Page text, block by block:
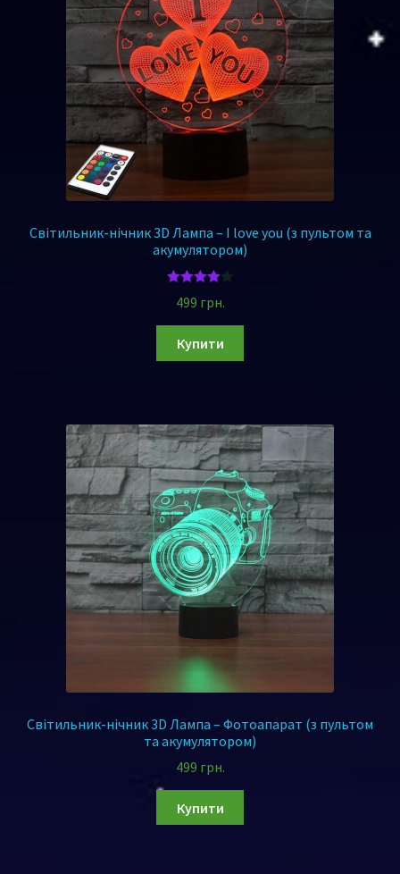
Світильник-нічник 3D Лампа – I love you (з пультом та
акумулятором)
з 5
499 грн.
Купити
Світильник-нічник 3D Лампа – Фотоапарат (з пультом
та акумулятором)
499 грн.
Купити